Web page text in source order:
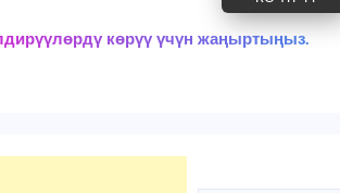
көрүү үчүн жаңыртыңыз.